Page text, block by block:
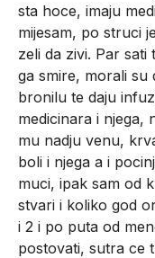
sta hoce, imaju
mijesam, po struci
zeli da zivi. Par
ga smire, morali su
bronilu te daju
medicinara i njega,
mu nadju venu,
boli i njega a i
muci, ipak sam od
stvari i koliko god
i 2 i po puta od
postovati, sutra ce